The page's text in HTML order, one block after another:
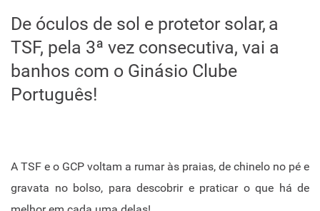
De óculos de sol e protetor solar, a
TSF, pela 3ª vez consecutiva, vai a
banhos com o Ginásio Clube
Português!
A TSF e o GCP voltam a rumar às praias, de chinelo no pé e
gravata no bolso, para descobrir e praticar o que há de